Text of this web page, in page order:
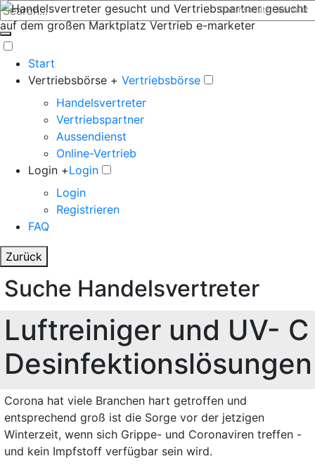
Datenschutz Kontakt
Start
Vertriebsbörse + Vertriebsbörse
Handelsvertreter
Vertriebspartner
Aussendienst
Online-Vertrieb
Login +Login
Login
Registrieren
FAQ
Zurück
Suche Handelsvertreter
Luftreiniger und UV- C
Desinfektionslösungen
Corona hat viele Branchen hart getroffen und
entsprechend groß ist die Sorge vor der jetzigen
Winterzeit, wenn sich Grippe- und Coronaviren treffen -
und kein Impfstoff verfügbar sein wird.